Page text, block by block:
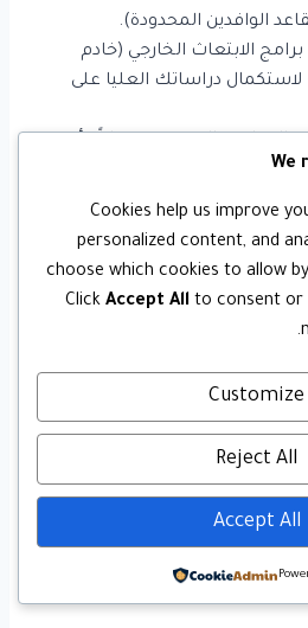
الوافدين المحدودة).
الابتعاث الخارجي (خادم
دراساتك العليا على
والسكن
هي الأخرى كانت تحدياً كبيراً:
الحكومية مجاناً (بدلاً من دفع
الدعم السكني مثل “سكني”
قرض عقاري مدعوم.
الاجتماعي إذا كنت من الفئات
We
Cookies help us improve
personalized content, and
choose which cookies to allow
ClickAccept All to consent or
Customize
Reject All
Accept All